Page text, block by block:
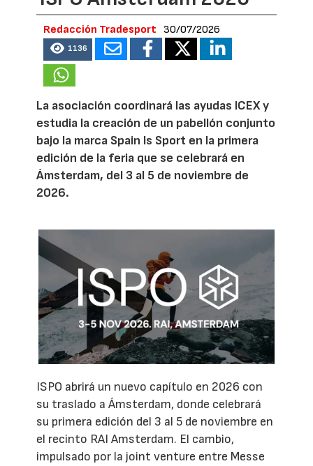
Redacción Tradesport 30/07/2026
1136
La asociación coordinará las ayudas ICEX y
estudia la creación de un pabellón conjunto
bajo la marca Spain Is Sport en la primera
edición de la feria que se celebrará en
Ámsterdam, del 3 al 5 de noviembre de
2026.
ISPO abrirá un nuevo capítulo en 2026 con
su traslado a Ámsterdam, donde celebrará
su primera edición del 3 al 5 de noviembre en
el recinto RAI Amsterdam. El cambio,
impulsado por la joint venture entre Messe